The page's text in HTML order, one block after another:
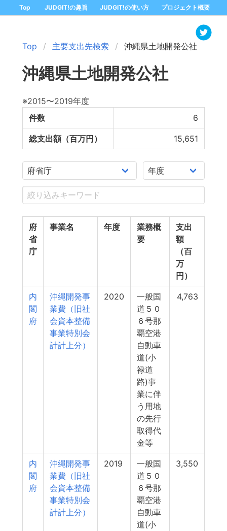
Top JUDGIT!の趣旨 JUDGIT!の使い方 プロジェクト概要
Top 主要支出先検索 沖縄県土地開発公社
沖縄県土地開発公社
※2015〜2019年度
件数
6
総支出額（百万円） 15,651
府
省
庁
事業名 年度
業務概
要
支出
額
（百
万
円）
内
閣
府
沖縄開発事
業費（旧社
会資本整備
事業特別会
計計上分）
2020
一般国
道５０
６号那
覇空港
自動車
道(小
禄道
路)事
業に伴
う用地
の先行
取得代
金等
4,763
内
閣
府
沖縄開発事
業費（旧社
会資本整備
事業特別会
計計上分）
2019
一般国
道５０
６号那
覇空港
自動車
道(小
3,550